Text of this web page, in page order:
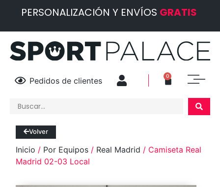
PERSONALIZACIÓN Y ENVÍOS GRATIS
Pedidos de clientes 0
Volver
Inicio / Por Equipos / Real Madrid / Camiseta Real
Madrid 02-03 Local